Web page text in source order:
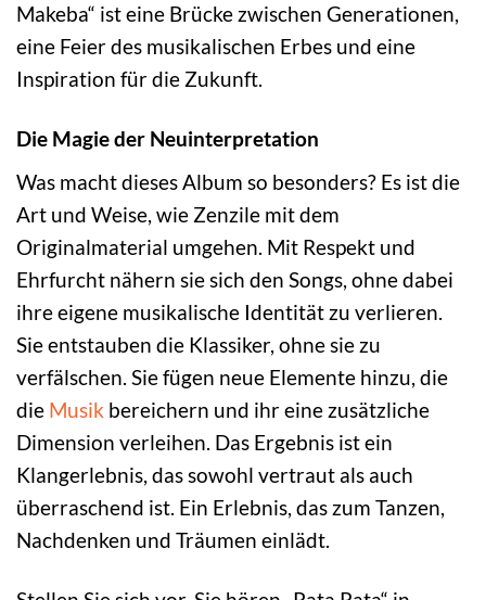
Makeba“ ist eine Brücke zwischen Generationen,
eine Feier des musikalischen Erbes und eine
Inspiration für die Zukunft.
Die Magie der Neuinterpretation
Was macht dieses Album so besonders? Es ist die
Art und Weise, wie Zenzile mit dem
Originalmaterial umgehen. Mit Respekt und
Ehrfurcht nähern sie sich den Songs, ohne dabei
ihre eigene musikalische Identität zu verlieren.
Sie entstauben die Klassiker, ohne sie zu
verfälschen. Sie fügen neue Elemente hinzu, die
die Musik bereichern und ihr eine zusätzliche
Dimension verleihen. Das Ergebnis ist ein
Klangerlebnis, das sowohl vertraut als auch
überraschend ist. Ein Erlebnis, das zum Tanzen,
Nachdenken und Träumen einlädt.